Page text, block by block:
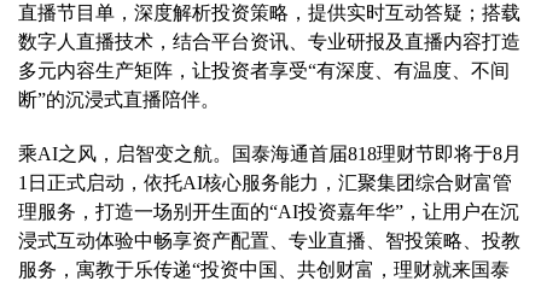
直播节目单，深度解析投资策略，提供实时互动答疑；搭载
数字人直播技术，结合平台资讯、专业研报及直播内容打造
多元内容生产矩阵，让投资者享受“有深度、有温度、不间
断”的沉浸式直播陪伴。
乘AI之风，启智变之航。国泰海通首届818理财节即将于8月
1日正式启动，依托AI核心服务能力，汇聚集团综合财富管
理服务，打造一场别开生面的“AI投资嘉年华”，让用户在沉
浸式互动体验中畅享资产配置、专业直播、智投策略、投教
服务，寓教于乐传递“投资中国、共创财富，理财就来国泰